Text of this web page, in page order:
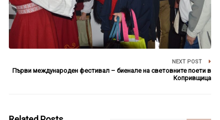
NEXT POST
Първи международен фестивал – биенале на световните поети в
Копривщица